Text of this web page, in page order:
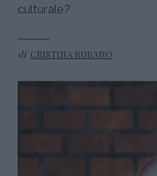
culturale?
di CRISTINA RUBANO